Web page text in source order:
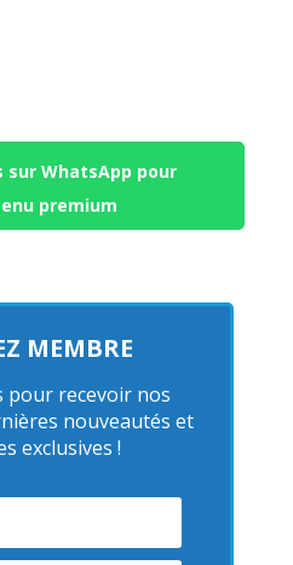
sur WhatsApp pour
premium
MEMBRE
pour recevoir nos
nouveautés et
exclusives !